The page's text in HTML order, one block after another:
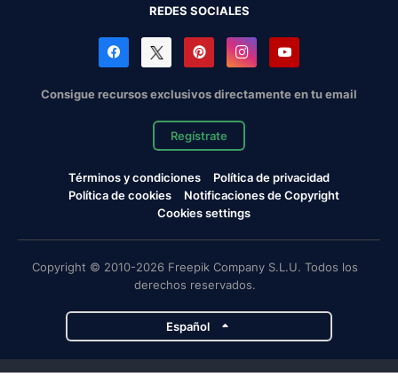
REDES SOCIALES
Consigue recursos exclusivos directamente en tu email
Regístrate
Términos y condiciones
Política de privacidad
Política de cookies
Notificaciones de Copyright
Cookies settings
Copyright © 2010-2026 Freepik Company S.L.U. Todos los
derechos reservados.
Español